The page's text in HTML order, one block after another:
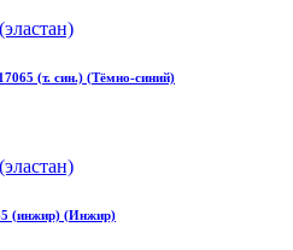
(т. син.) (Тёмно-синий)
(инжир) (Инжир)